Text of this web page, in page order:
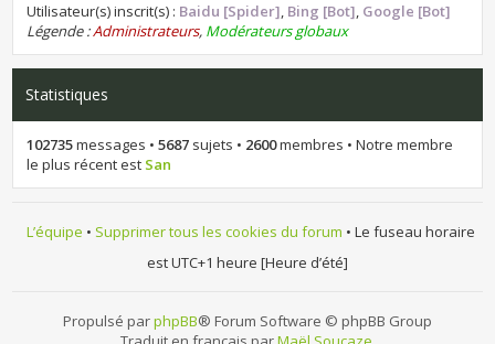
Utilisateur(s) inscrit(s) : Baidu [Spider], Bing [Bot], Google [Bot]
Légende :Administrateurs, Modérateurs globaux
Statistiques
102735messages •5687 sujets • 2600membres • Notre membre
le plus récent est San
L’équipe • Supprimer tous les cookies du forum • Le fuseau horaire
est UTC+1 heure [Heure d’été]
Propulsé parphpBB® Forum Software © phpBB Group